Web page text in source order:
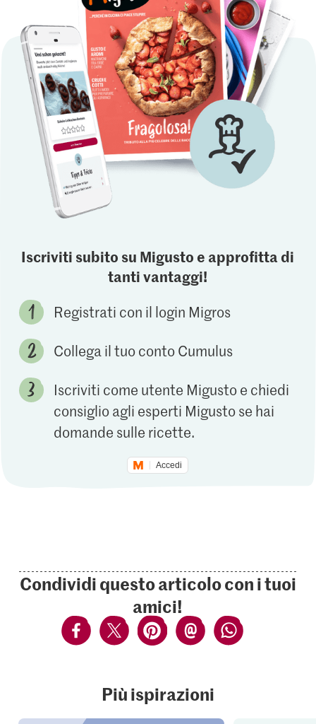
Iscriviti subito su Migusto e approfitta di
tanti vantaggi!
Registrati con il login Migros
Collega il tuo conto Cumulus
Iscriviti come utente Migusto e chiedi
consiglio agli esperti Migusto se hai
domande sulle ricette.
Accedi
Condividi questo articolo con i tuoi
amici!
Più ispirazioni